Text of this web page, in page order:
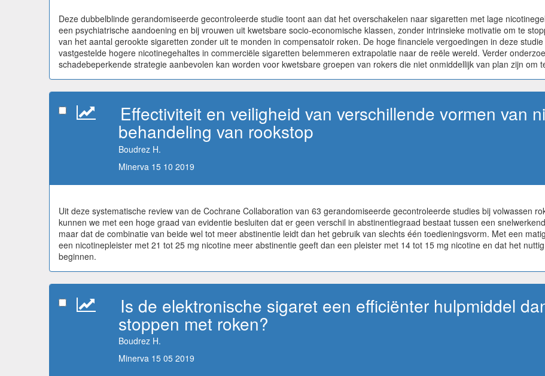
Deze dubbelblinde gerandomiseerde gecontroleerde studie toont aan dat het overschakelen naar sigaretten met lage
een psychiatrische aandoening en bij vrouwen uit kwetsbare socio-economische klassen, zonder intrinsieke motivatie om te
van het aantal gerookte sigaretten zonder uit te monden in compensatoir roken. De hoge financiele vergoedingen in deze
vastgestelde hogere nicotinegehaltes in commerciële sigaretten belemmeren extrapolatie naar de reële wereld. Verder
schadebeperkende strategie aanbevolen kan worden voor kwetsbare groepen van rokers die niet onmiddellijk van plan zijn om
Effectiviteit en veiligheid van verschillende vormen van
behandeling van rookstop
Boudrez H.
Minerva 15 10 2019
Uit deze systematische review van de Cochrane Collaboration van 63 gerandomiseerde gecontroleerde studies bij volwassen
kunnen we met een hoge graad van evidentie besluiten dat er geen verschil in abstinentiegraad bestaat tussen een
maar dat de combinatie van beide wel tot meer abstinentie leidt dan het gebruik van slechts één toedieningsvorm. Met een
een nicotinepleister met 21 tot 25 mg nicotine meer abstinentie geeft dan een pleister met 14 tot 15 mg nicotine en dat het
beginnen.
Is de elektronische sigaret een efficiënter hulpmiddel
stoppen met roken?
Boudrez H.
Minerva 15 05 2019